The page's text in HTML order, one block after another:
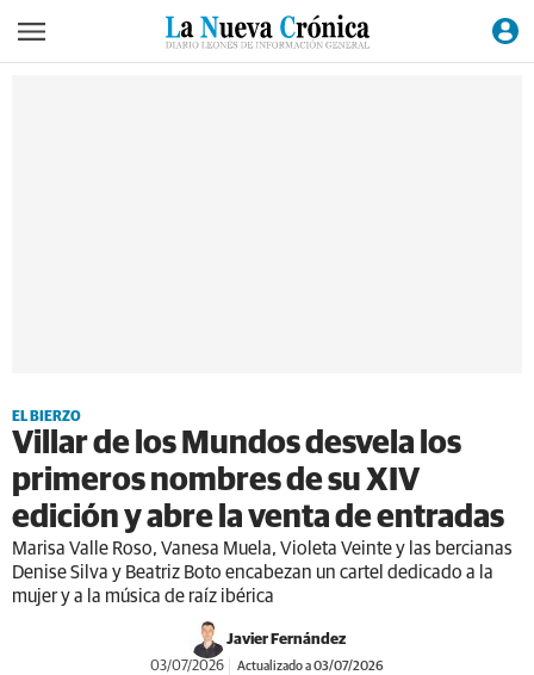
EL BIERZO
Villar de los Mundos desvela los
primeros nombres de su XIV
edición y abre la venta de entradas
Marisa Valle Roso, Vanesa Muela, Violeta Veinte y las bercianas
Denise Silva y Beatriz Boto encabezan un cartel dedicado a la
mujer y a la música de raíz ibérica
Javier Fernández
03/07/2026 Actualizado a 03/07/2026